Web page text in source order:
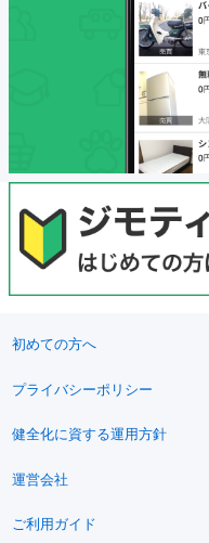
初めての方へ
プライバシーポリシー
健全化に資する運用方針
運営会社
ご利用ガイド